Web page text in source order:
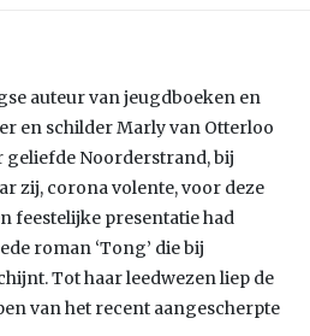
auteur van jeugdboeken en
en schilder Marly van Otterloo
geliefde Noorderstrand, bij
zij, corona volente, voor deze
feestelijke presentatie had
roman ‘Tong’ die bij
Tot haar leedwezen liep de
van het recent aangescherpte